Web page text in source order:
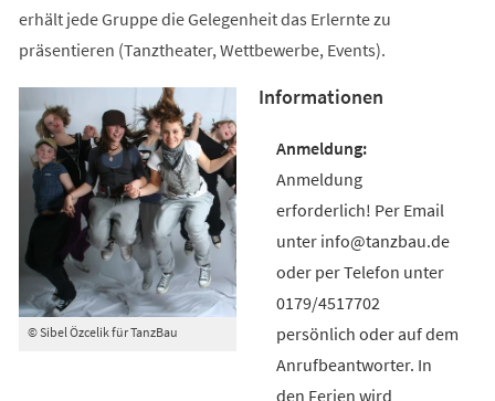
erhält jede Gruppe die Gelegenheit das Erlernte zu
präsentieren (Tanztheater, Wettbewerbe, Events).
© Sibel Özcelik für TanzBau
Informationen
Anmeldung
erforderlich! Per Email
unter info@tanzbau.de
oder per Telefon unter
0179/4517702
persönlich oder auf dem
Anrufbeantworter. In
den Ferien wird